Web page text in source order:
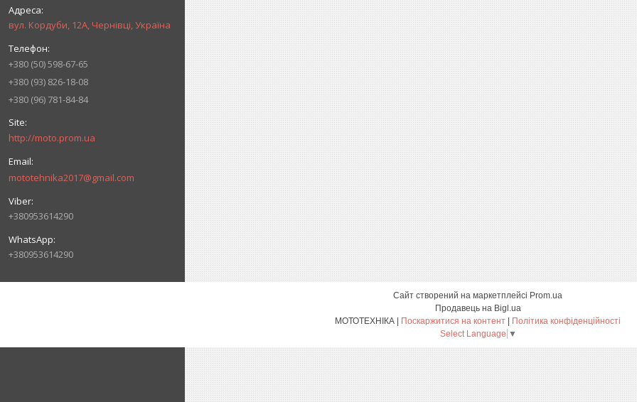
вул. Кордуби, 12А, Чернівці, Україна
+380 (50) 598-67-65
+380 (93) 826-18-08
+380 (96) 781-84-84
http://moto.prom.ua
mototehnika2017@gmail.com
+380953614290
+380953614290
Сайт створений на маркетплейсі Prom.ua
Продавець на Bigl.ua
МОТОТЕХНІКА | Поскаржитися на контент | Політика конфіденційності
Select Language ▼